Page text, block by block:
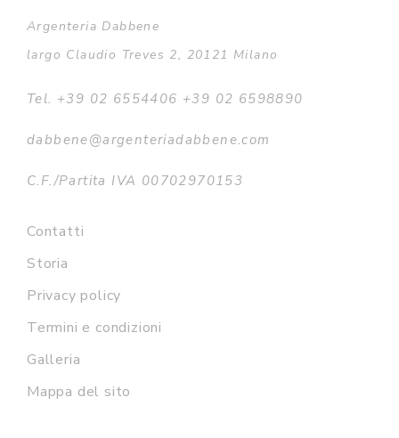
Argenteria Dabbene
largo Claudio Treves 2, 20121 Milano
Tel. +39 02 6554406 +39 02 6598890
dabbene@argenteriadabbene.com
C.F./Partita IVA 00702970153
Contatti
Storia
Privacy policy
Termini e condizioni
Galleria
Mappa del sito